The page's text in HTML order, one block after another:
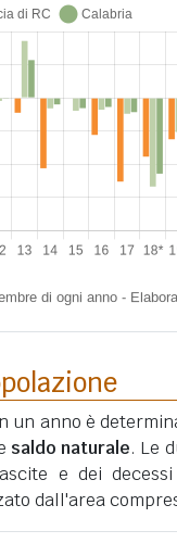
un anno è
saldo naturale. Le
e dei
dall'area